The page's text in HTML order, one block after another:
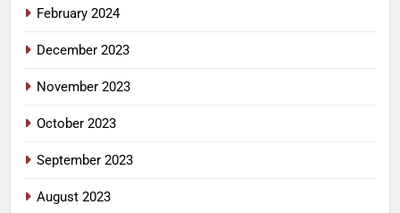
February 2024
December 2023
November 2023
October 2023
September 2023
August 2023